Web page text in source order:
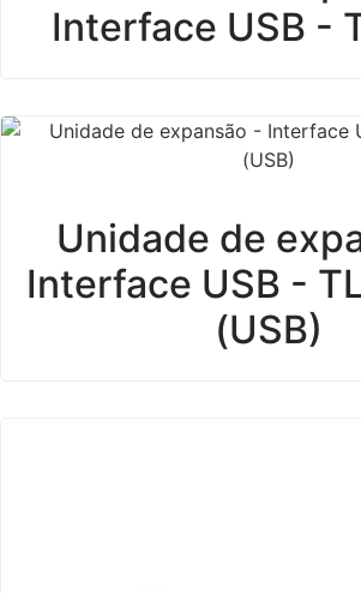
Interface USB -
Unidade de
Interface USB -
(USB)